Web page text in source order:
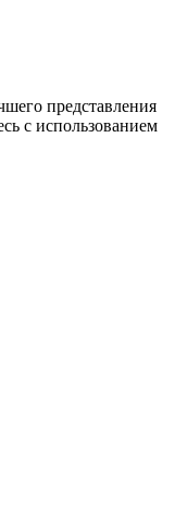
представления
с использованием